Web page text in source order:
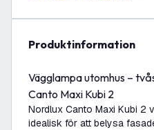
produktinformation
Vägglampa utomhus –
Canto Maxi Kubi 2
Nordlux Canto Maxi Kubi 2
idealisk för att belysa